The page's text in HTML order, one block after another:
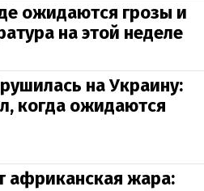
ожидаются грозы и
на этой неделе
на Украину:
когда ожидаются
африканская жара: